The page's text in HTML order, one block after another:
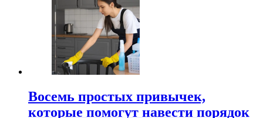
Восемь простых привычек,
которые помогут навести порядок